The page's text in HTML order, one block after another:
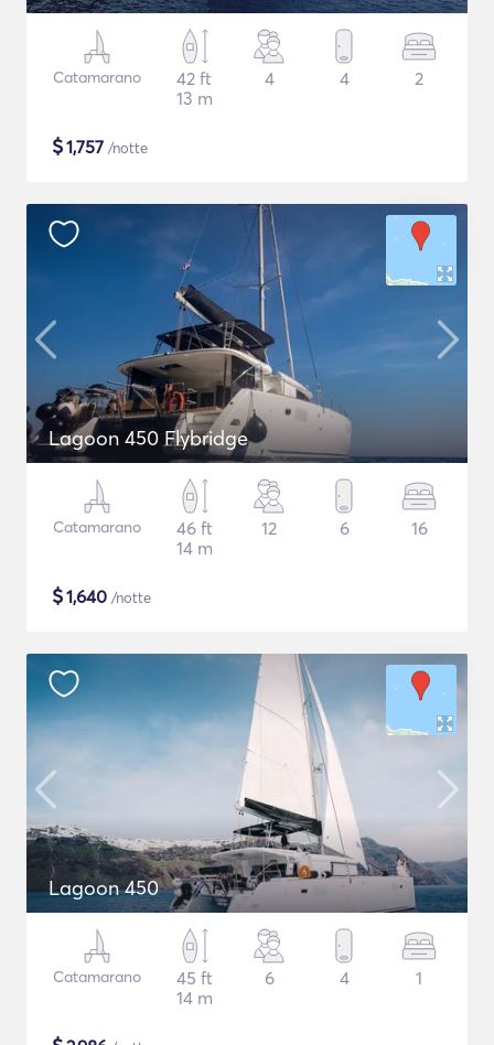
Catamarano
42 ft
13 m
4 4 2
$1,757 /notte
Lagoon 450 Flybridge
Catamarano
46 ft
14 m
12 6 16
$1,640 /notte
Lagoon 450
Catamarano
45 ft
14 m
6 4 1